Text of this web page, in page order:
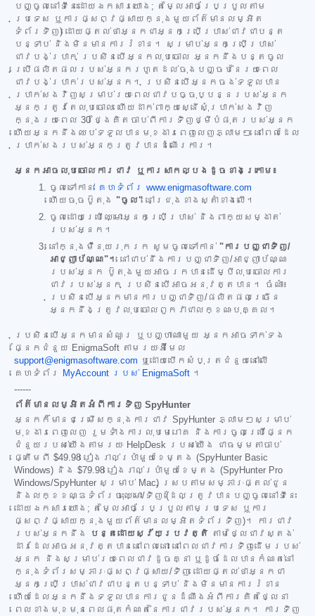
បញ្ចូលនៅទីនេះដោយឯកសារយោង; តម្លៃអាចប្រែប្រួលតាម
ប្រទេស ឬការផ្សព្វផ្សាយក្នុងមួយព័ត៌មានលម្អិត
ទំព័រទិញ) ដោយផ្តល់ថាអ្នកជាអ្នកប្រើប្រាស់ជាវជាបន្ត
បន្ទាប់ និងមិនមានការរំខាន។ សម្រាប់អ្នកប្រើប្រាស់
ជាវបង់ប្រាក់ ប្រសិនបើអ្នកលុបចោល អ្នកនឹងបន្តចូល
ប្រើផលិតផលរបស់អ្នករហូតដល់ចុងបញ្ចប់នៃរយៈពេល
ជាវបង់ប្រាក់របស់អ្នក។ ប្រសិនបើអ្នកចង់ទទួលបាន
ប្រាក់សងវិញសម្រាប់រយៈពេលជាវបច្ចុប្បន្នរបស់អ្នក
អ្នកត្រូវតែលុបចោល ហើយដាក់ពាក្យស្នើសុំប្រាក់សងវិញ
ក្នុងរយៈពេល 30 ថ្ងៃគិតចាប់ពីការទិញថ្មីបំផុតរបស់អ្នក
ហើយអ្នកនឹងឈប់ទទួលបានមុខងារពេញលេញភ្លាមៗ នៅពេលដែល
ប្រាក់សងរបស់អ្នកត្រូវបានដំណើរការ។
អ្នកអាចលុបចោលការជាវ ឬការសាកល្បងដូចខាងក្រោម៖
ចូលទៅកាន់ គេហទំព័រ www.enigmasoftware.com
ហើយចុចប៊ូតុង "ចូល" នៅជ្រុងខាងស្តាំខាងលើ។
ចូលដោយប្រើឈ្មោះអ្នកប្រើប្រាស់ និងពាក្យសម្ងាត់
របស់អ្នក។
នៅក្នុងម៉ឺនុយរុករក សូមចូលទៅកាន់ "ការបញ្ជាទិញ/
អាជ្ញាប័ណ្ណ"។ នៅជាប់នឹងការបញ្ជាទិញ/អាជ្ញាប័ណ្ណ
របស់អ្នក ប៊ូតុងមួយអាចរកបានដើម្បីលុបចោលការ
ជាវរបស់អ្នក ប្រសិនបើអាចអនុវត្តបាន។ ចំណាំ៖
ប្រសិនបើអ្នកមានការបញ្ជាទិញ/ផលិតផលច្រើន
អ្នកនឹងត្រូវលុបចោលពួកវាជាលក្ខណៈបុគ្គល។
ប្រសិនបើអ្នកមានសំណួរ ឬបញ្ហាណាមួយ អ្នកអាចទាក់ទង
ផ្នែកជំនួយ EnigmaSoft តាមរយៈអ៊ីមែល
support@enigmasoftware.com ឬដោយបើកសំបុត្រជំនួយនៅលើ
គេហទំព័រ
MyAccount របស់ EnigmaSoft ។
------
ព័ត៌មានលម្អិតអំពីការទិញ SpyHunter
អ្នកក៏មានជម្រើសក្នុងការជាវ SpyHunter ភ្លាមៗសម្រាប់
មុខងារពេញលេញ រួមទាំងការលុបមេរោគ និងការចូលប្រើផ្នែក
ជំនួយរបស់យើងតាមរយៈ HelpDesk របស់យើង ជាធម្មតាចាប់
ផ្តើមពី $49.98 រៀងរាល់ប្រាំមួយខែម្តង (SpyHunter Basic
Windows) និង $79.98 រៀងរាល់ប្រាំមួយខែម្តង (SpyHunter Pro
Windows/SpyHunter សម្រាប់ Mac) ស្របតាមសម្ភារៈផ្តល់ជូន
និងលក្ខខណ្ឌទំព័រចុះឈ្មោះ/ទិញ (ដែលត្រូវបានបញ្ចូលនៅទីនេះ
ដោយឯកសារយោង; តម្លៃអាចប្រែប្រួលតាមប្រទេស ឬការ
ផ្សព្វផ្សាយក្នុងមួយព័ត៌មានលម្អិតទំព័រទិញ)។ ការជាវ
របស់អ្នកនឹង
បន្តដោយស្វ័យប្រវត្តិ តាមថ្លៃជាវស្តង់
ដារដែលអាចអនុវត្តបាននៅពេលនោះ នៅពេលជាវការទិញដើមរបស់
អ្នក និងសម្រាប់រយៈពេលជាវដូចគ្នា ឬដូចដែលបានកំណត់នៅ
ក្នុងទំព័រសម្ភារៈផ្សព្វផ្សាយ/ទិញ ដោយផ្តល់ថាអ្នកជា
អ្នកប្រើប្រាស់ជាវជាបន្តបន្ទាប់ និងមិនមានការរំខាន
ហើយដែលអ្នកនឹងទទួលបានការជូនដំណឹងអំពីការគិតថ្លៃនា
ពេលខាងមុខមុនពេលផុតកំណត់នៃការជាវរបស់អ្នក។ ការទិញ